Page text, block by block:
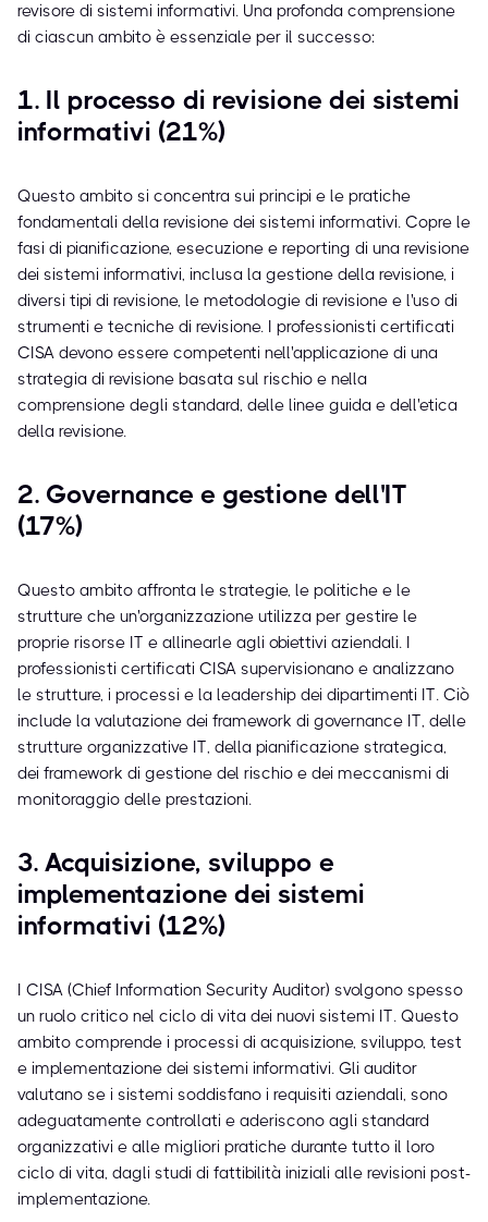
revisore di sistemi informativi. Una profonda comprensione
di ciascun ambito è essenziale per il successo:
1. Il processo di revisione dei sistemi
informativi (21%)
Questo ambito si concentra sui principi e le pratiche
fondamentali della revisione dei sistemi informativi. Copre le
fasi di pianificazione, esecuzione e reporting di una revisione
dei sistemi informativi, inclusa la gestione della revisione, i
diversi tipi di revisione, le metodologie di revisione e l'uso di
strumenti e tecniche di revisione. I professionisti certificati
CISA devono essere competenti nell'applicazione di una
strategia di revisione basata sul rischio e nella
comprensione degli standard, delle linee guida e dell'etica
della revisione.
2. Governance e gestione dell'IT
(17%)
Questo ambito affronta le strategie, le politiche e le
strutture che un'organizzazione utilizza per gestire le
proprie risorse IT e allinearle agli obiettivi aziendali. I
professionisti certificati CISA supervisionano e analizzano
le strutture, i processi e la leadership dei dipartimenti IT. Ciò
include la valutazione dei framework di governance IT, delle
strutture organizzative IT, della pianificazione strategica,
dei framework di gestione del rischio e dei meccanismi di
monitoraggio delle prestazioni.
3. Acquisizione, sviluppo e
implementazione dei sistemi
informativi (12%)
I CISA (Chief Information Security Auditor) svolgono spesso
un ruolo critico nel ciclo di vita dei nuovi sistemi IT. Questo
ambito comprende i processi di acquisizione, sviluppo, test
e implementazione dei sistemi informativi. Gli auditor
valutano se i sistemi soddisfano i requisiti aziendali, sono
adeguatamente controllati e aderiscono agli standard
organizzativi e alle migliori pratiche durante tutto il loro
ciclo di vita, dagli studi di fattibilità iniziali alle revisioni post-
implementazione.